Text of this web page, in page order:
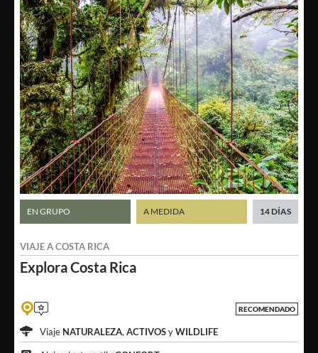
ExploraCosta Rica
VIAJE ACOSTA RICA
EN GRUPO A MEDIDA 14 DÍAS
RECOMENDADO
Viaje NATURALEZA, ACTIVOSyWILDLIFE